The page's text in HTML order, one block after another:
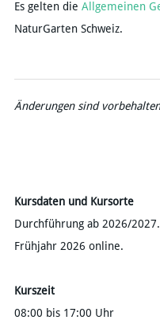
​Es gelten die Allgemeinen
NaturGarten Schweiz.
Änderungen sind
Kursdaten und Kursorte
Durchführung ab 2026/
Frühjahr 2026 online.
Kurszeit
08:00 bis 17:00 Uhr